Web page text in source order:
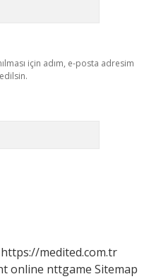
için adım, e-posta adresim
https://medited.com.tr
online nttgame Sitemap